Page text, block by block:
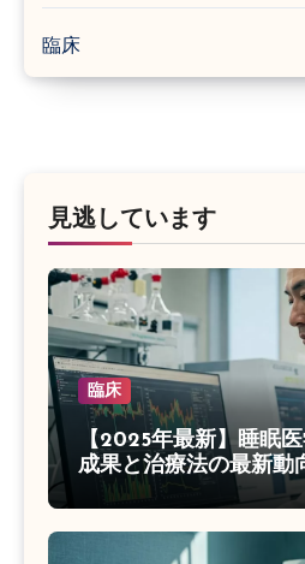
臨床
見逃しています
臨床
【2025年最新】睡眠
成果と治療法の最新動